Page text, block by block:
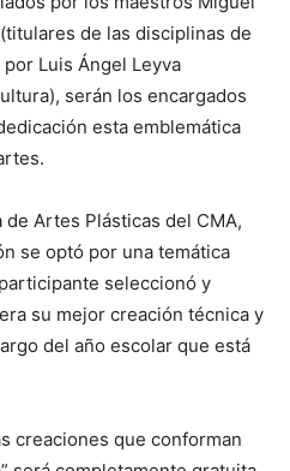
de las disciplinas de
Luis Ángel Leyva
serán los encargados
esta emblemática
Artes Plásticas del CMA,
se optó por una temática
seleccionó y
su mejor creación técnica y
del año escolar que está
creaciones que conforman